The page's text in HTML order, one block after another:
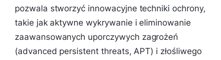
pozwala stworzyć innowacyjne techniki ochrony,
takie jak aktywne wykrywanie i eliminowanie
zaawansowanych uporczywych zagrożeń
(advanced persistent threats, APT) i złośliwego